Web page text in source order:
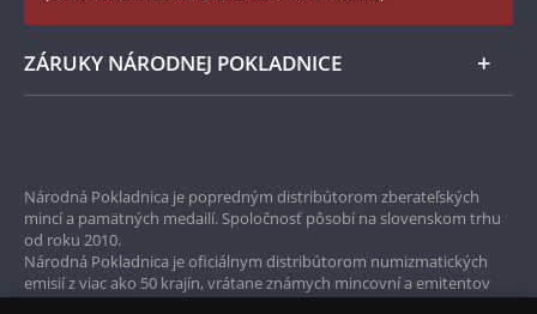
ZÁRUKY NÁRODNEJ POKLADNICE
Garancia najvyššej kvality
Iba originálne produkty
Národná Pokladnica je popredným distribútorom zberateľských
mincí a pamätných medailí. Spoločnosť pôsobí na slovenskom trhu
od roku 2010.
Národná Pokladnica je oficiálnym distribútorom numizmatických
emisií z viac ako 50 krajín, vrátane známych mincovní a emitentov